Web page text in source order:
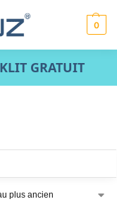
0
GRATUIT